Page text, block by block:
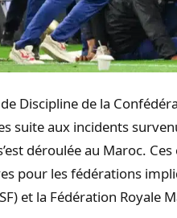
Discipline de la
suite aux incidents
déroulée au Maroc.
pour les fédérations
et la Fédération Royale